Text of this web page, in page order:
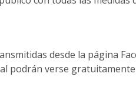
desde la página
podrán verse